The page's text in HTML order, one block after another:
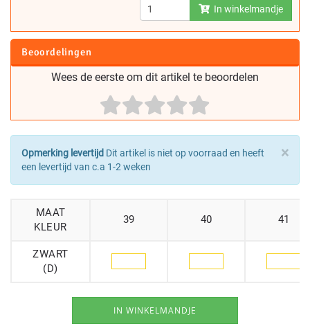
In winkelmandje
Beoordelingen
Wees de eerste om dit artikel te beoordelen
×
Opmerking levertijd Dit artikel is niet op voorraad en heeft
een levertijd van c.a 1-2 weken
MAAT
KLEUR
39 40 41
ZWART
(D)